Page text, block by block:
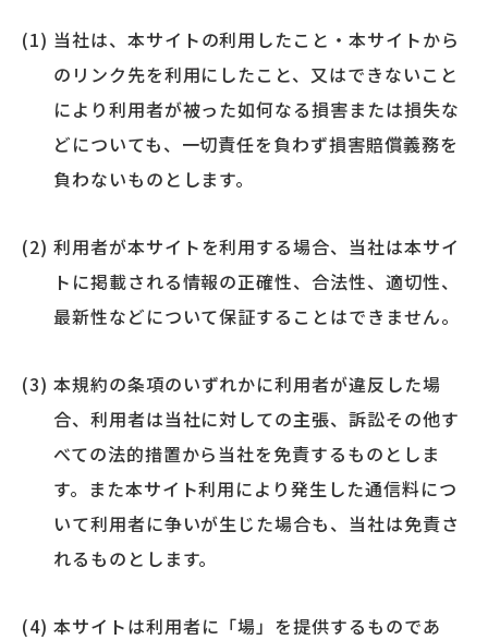
当社は、本サイトの利用したこと・本サイトから
のリンク先を利用にしたこと、又はできないこと
により利用者が被った如何なる損害または損失な
どについても、一切責任を負わず損害賠償義務を
負わないものとします。
利用者が本サイトを利用する場合、当社は本サイ
トに掲載される情報の正確性、合法性、適切性、
最新性などについて保証することはできません。
本規約の条項のいずれかに利用者が違反した場
合、利用者は当社に対しての主張、訴訟その他す
べての法的措置から当社を免責するものとしま
す。また本サイト利用により発生した通信料につ
いて利用者に争いが生じた場合も、当社は免責さ
れるものとします。
本サイトは利用者に「場」を提供するものであ